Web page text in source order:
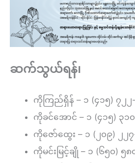
ဆက်သွယ်ရန်၊
ကိုကြည်ရှိန် – ၁ (၄၁၅) ၇၂၂-
ကိုခင်အောင် – ၁ (၄၁၅) ၃၁၀
ကိုဇော်ထွေး – ၁ (၂၀၉) ၂၂၇
ကိုမင်းမြင့်ချို – ၁ (၆၅၀) ၅၈